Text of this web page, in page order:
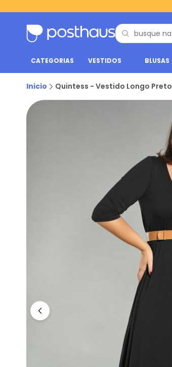
CATEGORIAS VESTIDOS BLUSAS
Inicio Quintess - Vestido Longo Preto